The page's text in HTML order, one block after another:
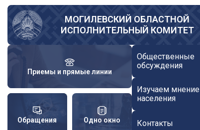
Перейти
основному
содержанию
МОГИЛЕВСКИЙ ОБЛАСТНОЙ
ИСПОЛНИТЕЛЬНЫЙ КОМИТЕТ
Приемы и прямые линии
Обращения Одно окно
Общественные
обсуждения
Изучаем мнение
населения
Контакты